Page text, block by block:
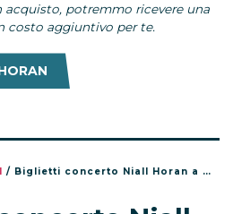
potremmo ricevere una
costo aggiuntivo per te.
/ Biglietti concerto Niall Horan a Milano e Bologna a ottobre 2026